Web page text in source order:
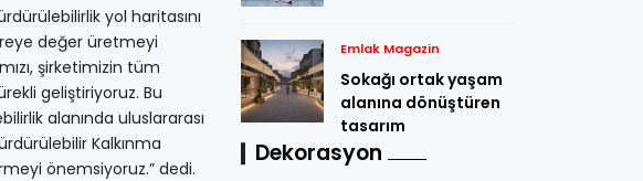
yol haritasını
değer üretmeyi
şirketimizin tüm
geliştiriyoruz. Bu
alanında uluslararası
Kalkınma
önemsiyoruz.” dedi.
Emlak Magazin
Sokağı ortak yaşam
alanına dönüştüren
tasarım
Dekorasyon